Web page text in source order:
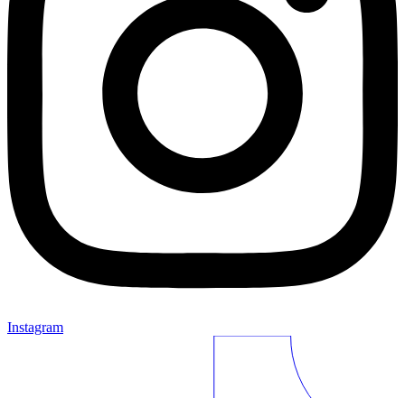
Instagram